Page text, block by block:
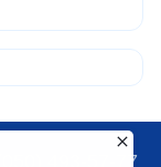
(050) 493-57-77